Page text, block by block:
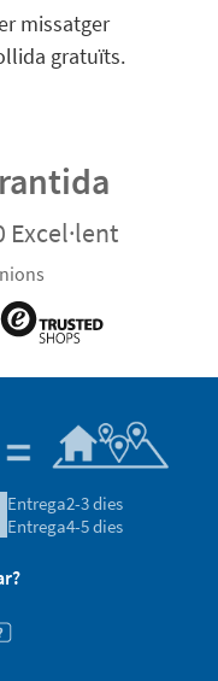
missatger
gratuïts.
Excel·lent
Entrega2-3 dies
Entrega4-5 dies